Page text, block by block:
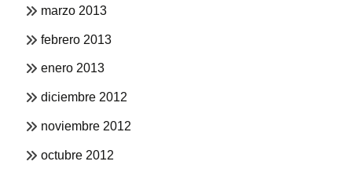
marzo 2013
febrero 2013
enero 2013
diciembre 2012
noviembre 2012
octubre 2012